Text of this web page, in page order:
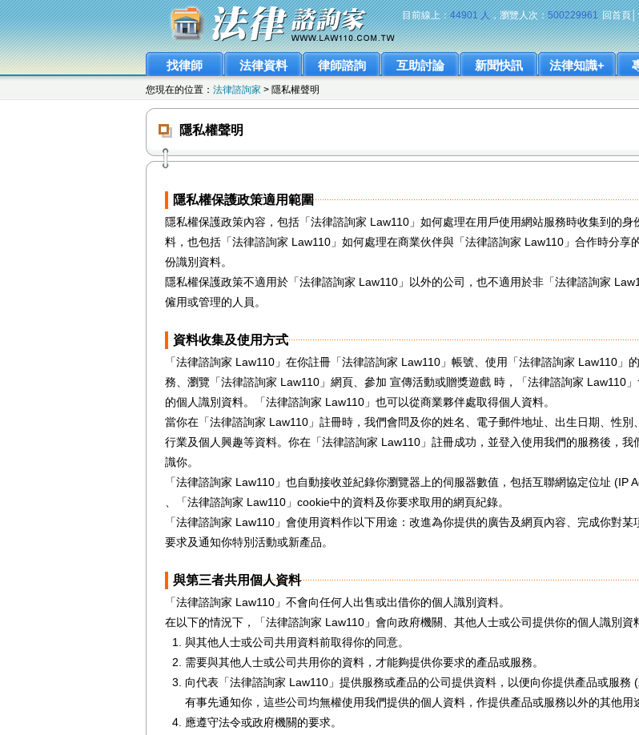
目前線上：44901 人，瀏覽人次：500229961 回首頁│
找律師 法律資料 律師諮詢 互助討論 新聞快訊 法律知識+
您現在的位置： 法律諮詢家 > 隱私權聲明
隱私權聲明
隱私權保護政策適用範圍
隱私權保護政策內容，包括「法律諮詢家 Law110」如何處理在用戶使用網站服務時收集到的身
料，也包括「法律諮詢家 Law110」如何處理在商業伙伴與「法律諮詢家 Law110」合作時分享
份識別資料。
隱私權保護政策不適用於「法律諮詢家 Law110」以外的公司，也不適用於非「法律諮詢家
僱用或管理的人員。
資料收集及使用方式
「法律諮詢家 Law110」在你註冊「法律諮詢家 Law110」帳號、使用「法律諮詢家 Law110」
務、瀏覽「法律諮詢家 Law110」網頁、參加 宣傳活動或贈獎遊戲 時，「法律諮詢家 Law110
的個人識別資料。「法律諮詢家 Law110」也可以從商業夥伴處取得個人資料。
當你在「法律諮詢家 Law110」註冊時，我們會問及你的姓名、電子郵件地址、出生日期、性別
行業及個人興趣等資料。你在「法律諮詢家 Law110」註冊成功，並登入使用我們的服務後，我
識你。
「法律諮詢家 Law110」也自動接收並紀錄你瀏覽器上的伺服器數值，包括互聯網協定位址 (IP
、「法律諮詢家 Law110」cookie中的資料及你要求取用的網頁紀錄。
「法律諮詢家 Law110」會使用資料作以下用途：改進為你提供的廣告及網頁內容、完成你對某
要求及通知你特別活動或新產品。
與第三者共用個人資料
「法律諮詢家 Law110」不會向任何人出售或出借你的個人識別資料。
在以下的情況下，「法律諮詢家 Law110」會向政府機關、其他人士或公司提供你的個人識別資
與其他人士或公司共用資料前取得你的同意。
需要與其他人士或公司共用你的資料，才能夠提供你要求的產品或服務。
向代表「法律諮詢家 Law110」提供服務或產品的公司提供資料，以便向你提供產品或服務
有事先通知你，這些公司均無權使用我們提供的個人資料，作提供產品或服務以外的其他用
應遵守法令或政府機關的要求。